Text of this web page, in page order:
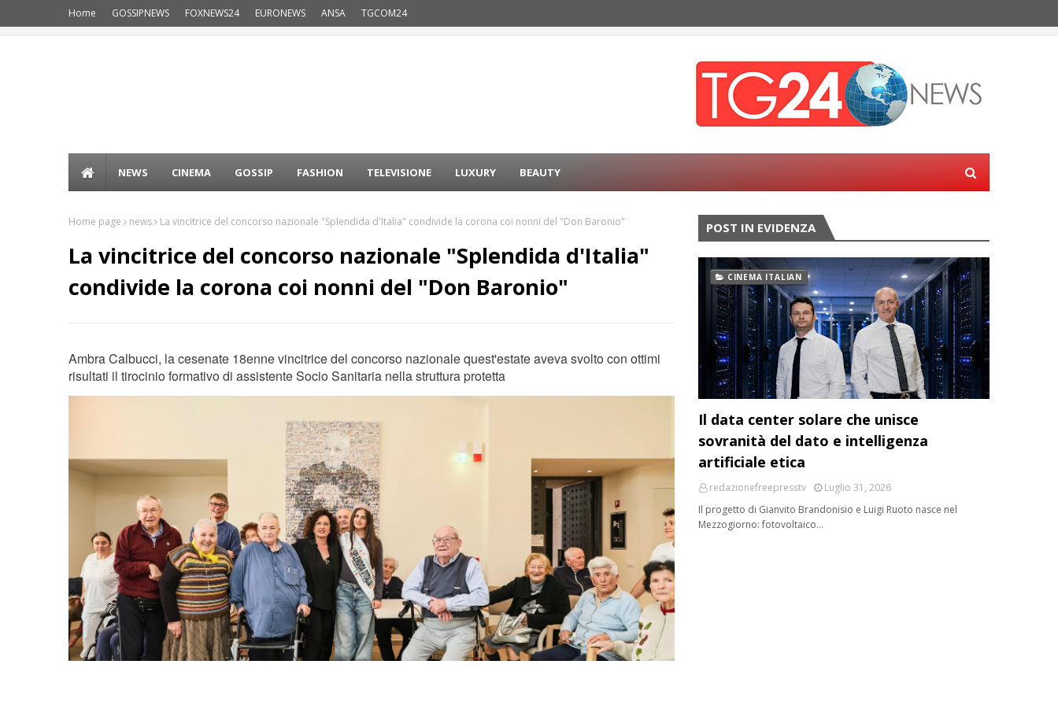
Home GOSSIPNEWS FOXNEWS24 EURONEWS ANSA TGCOM24
NEWS CINEMA GOSSIP FASHION TELEVISIONE LUXURY BEAUTY
Home page news La vincitrice del concorso nazionale "Splendida d'Italia" condivide la corona coi nonni del "Don Baronio"
La vincitrice del concorso nazionale "Splendida d'Italia"
condivide la corona coi nonni del "Don Baronio"
Ambra Calbucci, la cesenate 18enne vincitrice del concorso nazionale quest'estate aveva svolto con ottimi
risultati il tirocinio formativo di assistente Socio Sanitaria nella struttura protetta
POST IN EVIDENZA
CINEMA ITALIAN
Il data center solare che unisce
sovranità del dato e intelligenza
artificiale etica
redazionefreepresstv
Luglio 31, 2026
Il progetto di Gianvito Brandonisio e Luigi Ruoto nasce nel
Mezzogiorno: fotovoltaico…